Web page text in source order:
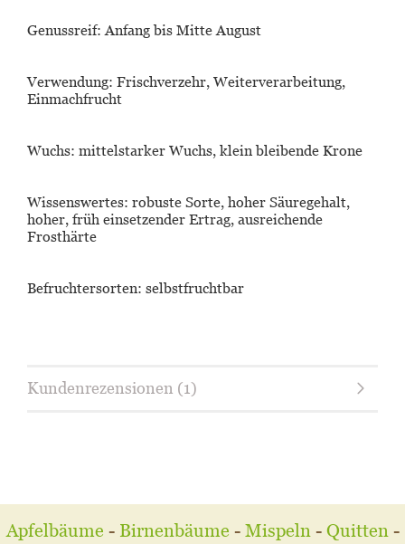
Genussreif: Anfang bis Mitte August
Verwendung: Frischverzehr, Weiterverarbeitung,
Einmachfrucht
Wuchs: mittelstarker Wuchs, klein bleibende Krone
Wissenswertes: robuste Sorte, hoher Säuregehalt,
hoher, früh einsetzender Ertrag, ausreichende
Frosthärte
Befruchtersorten: selbstfruchtbar
Kundenrezensionen (1)
Apfelbäume - Birnenbäume - Mispeln- Quitten-